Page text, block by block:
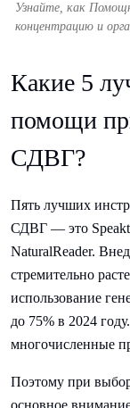
Узнайте, как
концентрацию и
Какие 5
помощи
СДВГ?
Пять лучших
СДВГ — это
NaturalReader.
стремительно
использование
до 75% в 2024
многочисленные
Поэтому при
основное